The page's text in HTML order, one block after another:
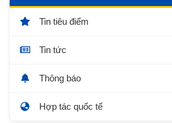
Tin tiêu điểm
Tin tức
Thông báo
Hợp tác quốc tế